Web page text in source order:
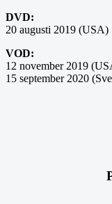
DVD:
20 augusti 2019 (USA)
VOD:
12 november 2019
15 september 2020